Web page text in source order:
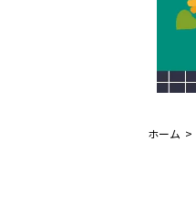
ホーム